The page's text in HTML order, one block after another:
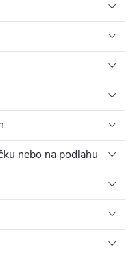
nebo na podlahu